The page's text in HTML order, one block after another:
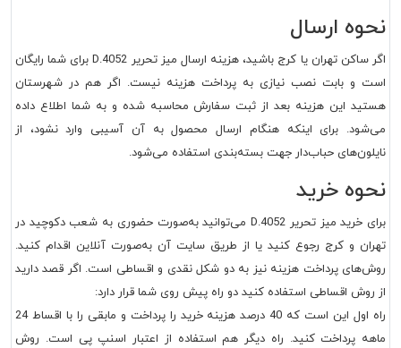
نحوه ارسال
اگر ساکن تهران یا کرج باشید، هزینه ارسال میز تحریر D.4052 برای شما رایگان
است و بابت نصب نیازی به پرداخت هزینه نیست. اگر هم در شهرستان
هستید این هزینه بعد از ثبت سفارش محاسبه شده و به شما اطلاع داده
می‌شود. برای اینکه هنگام ارسال محصول به آن آسیبی وارد نشود، از
نایلون‌های حباب‌دار جهت بسته‌بندی استفاده می‌شود.
نحوه خرید
برای خرید میز تحریر D.4052می‌توانید به‌صورت حضوری به شعب دکوچید در
تهران و کرج رجوع کنید یا از طریق سایت آن به‌صورت آنلاین اقدام کنید.
روش‌های پرداخت هزینه نیز به دو شکل نقدی و اقساطی است. اگر قصد دارید
از روش اقساطی استفاده کنید دو راه پیش روی شما قرار دارد:
راه اول این است که 40 درصد هزینه خرید را پرداخت و مابقی را با اقساط 24
ماهه پرداخت کنید. راه دیگر هم استفاده از اعتبار اسنپ پی است. روش